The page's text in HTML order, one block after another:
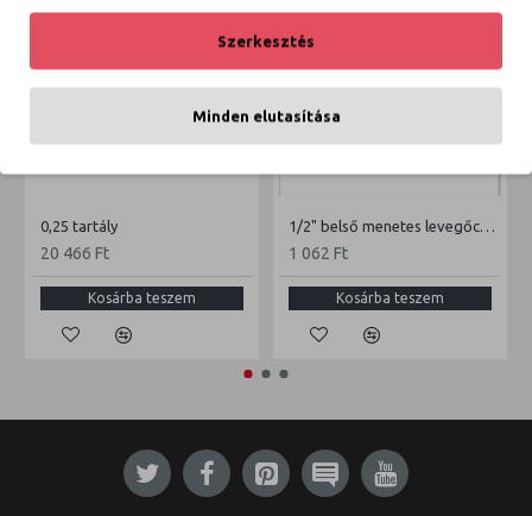
0,25 tartály
20 466 Ft
Kosárba teszem
1/2" belső menetes levegőcsatlakozó
1 062 Ft
Kosárba teszem
Szerkesztés
Minden elutasítása